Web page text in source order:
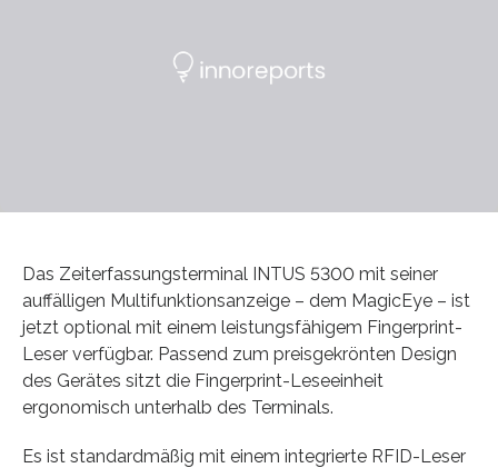
Das Zeiterfassungsterminal INTUS 5300 mit seiner
auffälligen Multifunktionsanzeige – dem MagicEye – ist
jetzt optional mit einem leistungsfähigem Fingerprint-
Leser verfügbar. Passend zum preisgekrönten Design
des Gerätes sitzt die Fingerprint-Leseeinheit
ergonomisch unterhalb des Terminals.
Es ist standardmäßig mit einem integrierte RFID-Leser